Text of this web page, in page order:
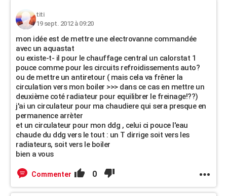
titi
19 sept. 2012 à 09:20
mon idée est de mettre une electrovanne commandée
avec un aquastat
ou existe-t- il pour le chauffage central un calorstat 1
pouce comme pour les circuits refroidissements auto?
ou de mettre un antiretour ( mais cela va frêner la
circulation vers mon boiler >>> dans ce cas en mettre un
deuxième coté radiateur pour equilibrer le freinage!??)
j'ai un circulateur pour ma chaudiere qui sera presque en
permanence arrèter
et un circulateur pour mon ddg , celui ci pouce l'eau
chaude du ddg vers le tout : un T dirrige soit vers les
radiateurs, soit vers le boiler
bien a vous
Commenter 0